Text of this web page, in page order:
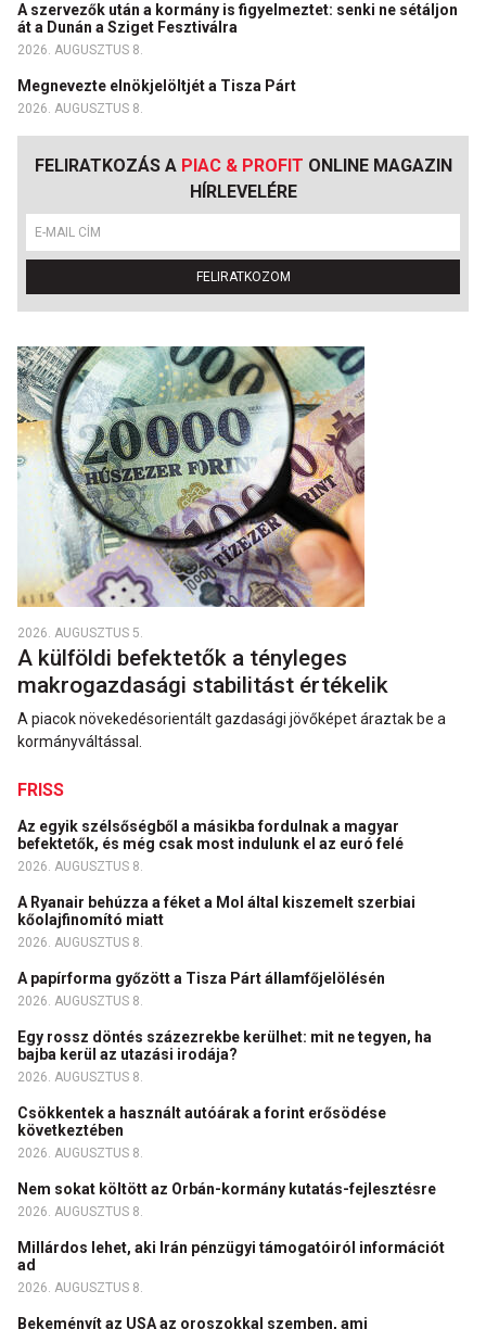
A szervezők után a kormány is figyelmeztet: senki ne sétáljon
át a Dunán a Sziget Fesztiválra
2026. AUGUSZTUS 8.
Megnevezte elnökjelöltjét a Tisza Párt
2026. AUGUSZTUS 8.
FELIRATKOZÁS A PIAC & PROFIT ONLINE MAGAZIN
HÍRLEVELÉRE
FELIRATKOZOM
2026. AUGUSZTUS 5.
A külföldi befektetők a tényleges
makrogazdasági stabilitást értékelik
A piacok növekedésorientált gazdasági jövőképet áraztak be a
kormányváltással.
FRISS
Az egyik szélsőségből a másikba fordulnak a magyar
befektetők, és még csak most indulunk el az euró felé
2026. AUGUSZTUS 8.
A Ryanair behúzza a féket a Mol által kiszemelt szerbiai
kőolajfinomító miatt
2026. AUGUSZTUS 8.
A papírforma győzött a Tisza Párt államfőjelölésén
2026. AUGUSZTUS 8.
Egy rossz döntés százezrekbe kerülhet: mit ne tegyen, ha
bajba kerül az utazási irodája?
2026. AUGUSZTUS 8.
Csökkentek a használt autóárak a forint erősödése
következtében
2026. AUGUSZTUS 8.
Nem sokat költött az Orbán-kormány kutatás-fejlesztésre
2026. AUGUSZTUS 8.
Millárdos lehet, aki Irán pénzügyi támogatóiról információt
ad
2026. AUGUSZTUS 8.
Bekeményít az USA az oroszokkal szemben, ami